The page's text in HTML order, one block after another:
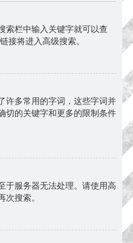
索栏中输入关键字就可以查
接将进入高级搜索。
许多常用的字词，这些字词并
切的关键字和更多的限制条件
于服务器无法处理。请使用高
次搜索。